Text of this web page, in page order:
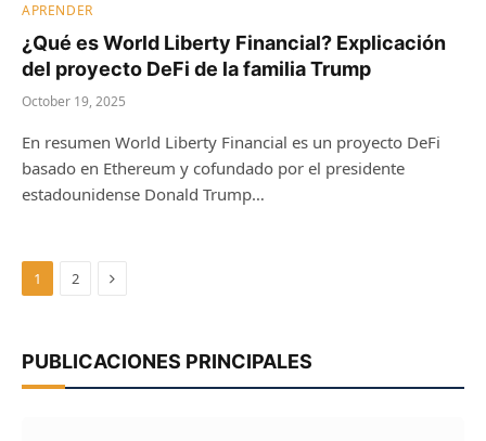
APRENDER
¿Qué es World Liberty Financial? Explicación
del proyecto DeFi de la familia Trump
October 19, 2025
En resumen World Liberty Financial es un proyecto DeFi
basado en Ethereum y cofundado por el presidente
estadounidense Donald Trump…
1 2 Next
PUBLICACIONES PRINCIPALES